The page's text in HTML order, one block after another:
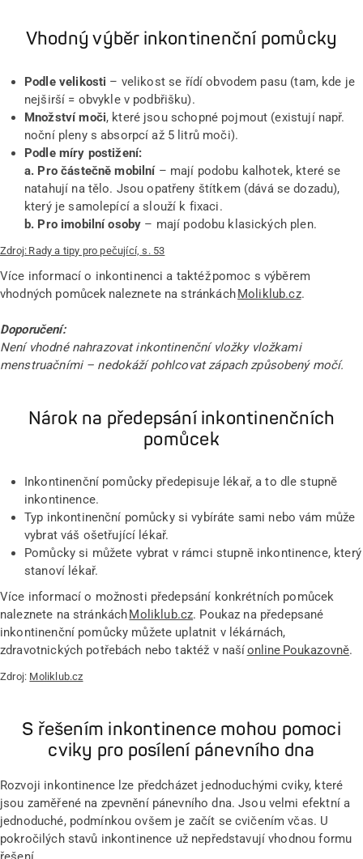
Vhodný výběr inkontinenční pomůcky
Podle velikosti – velikost se řídí obvodem pasu (tam, kde je
nejširší = obvykle v podbřišku).
Množství moči, které jsou schopné pojmout (existují např.
noční pleny s absorpcí až 5 litrů moči).
Podle míry postižení:
a. Pro částečně mobilní– mají podobu kalhotek, které se
natahují na tělo. Jsou opatřeny štítkem (dává se dozadu),
který je samolepící a slouží k fixaci.
b. Pro imobilní osoby – mají podobu klasických plen.
Zdroj: Rady a tipy pro pečující, s. 53
Více informací o inkontinenci a taktéž pomoc s výběrem
vhodných pomůcek naleznete na stránkáchMoliklub.cz.
Doporučení:
Není vhodné nahrazovat inkontinenční vložky vložkami
menstruačními – nedokáží pohlcovat zápach způsobený močí.
Nárok na předepsání inkontinenčních
pomůcek
Inkontinenční pomůcky předepisuje lékař, a to dle stupně
inkontinence.
Typ inkontinenční pomůcky si vybíráte sami nebo vám může
vybrat váš ošetřující lékař.
Pomůcky si můžete vybrat v rámci stupně inkontinence, který
stanoví lékař.
Více informací o možnosti předepsání konkrétních pomůcek
naleznete na stránkáchMoliklub.cz. Poukaz na předepsané
inkontinenční pomůcky můžete uplatnit v lékárnách,
zdravotnických potřebách nebo taktéž v našíonline Poukazovně.
Zdroj: Moliklub.cz
S řešením inkontinence mohou pomoci
cviky pro posílení pánevního dna
Rozvoji inkontinence lze předcházet jednoduchými cviky, které
jsou zaměřené na zpevnění pánevního dna. Jsou velmi efektní a
jednoduché, podmínkou ovšem je začít se cvičením včas. U
pokročilých stavů inkontinence už nepředstavují vhodnou formu